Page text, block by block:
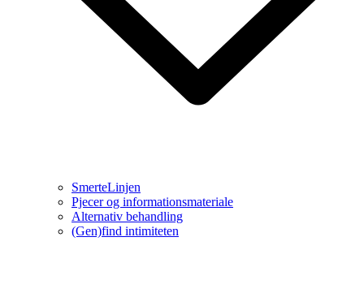
SmerteLinjen
Pjecer og informationsmateriale
Alternativ behandling
(Gen)find intimiteten